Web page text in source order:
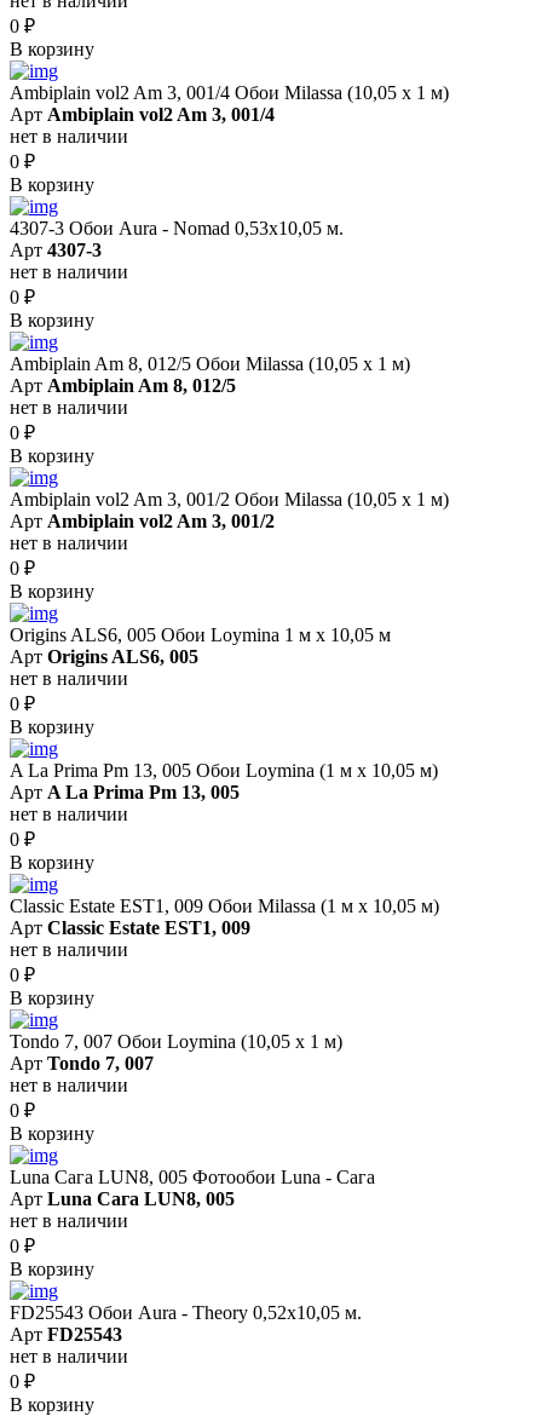
0 ₽
В корзину
Ambiplain vol2 Am 3, 001/4 Обои Milassa (10,05 х 1 м)
Арт Ambiplain vol2 Am 3, 001/4
нет в наличии
0 ₽
В корзину
4307-3 Обои Aura - Nomad 0,53х10,05 м.
Арт 4307-3
нет в наличии
0 ₽
В корзину
Ambiplain Am 8, 012/5 Обои Milassa (10,05 х 1 м)
Арт Ambiplain Am 8, 012/5
нет в наличии
0 ₽
В корзину
Ambiplain vol2 Am 3, 001/2 Обои Milassa (10,05 х 1 м)
Арт Ambiplain vol2 Am 3, 001/2
нет в наличии
0 ₽
В корзину
Origins ALS6, 005 Обои Loymina 1 м х 10,05 м
Арт Origins ALS6, 005
нет в наличии
0 ₽
В корзину
A La Prima Pm 13, 005 Обои Loymina (1 м х 10,05 м)
Арт A La Prima Pm 13, 005
нет в наличии
0 ₽
В корзину
Classic Estate EST1, 009 Обои Milassa (1 м х 10,05 м)
Арт Classic Estate EST1, 009
нет в наличии
0 ₽
В корзину
Tondo 7, 007 Обои Loymina (10,05 х 1 м)
Арт Tondo 7, 007
нет в наличии
0 ₽
В корзину
Luna Сага LUN8, 005 Фотообои Luna - Сага
Арт Luna Сага LUN8, 005
нет в наличии
0 ₽
В корзину
FD25543 Обои Aura - Theory 0,52x10,05 м.
Арт FD25543
нет в наличии
0 ₽
В корзину